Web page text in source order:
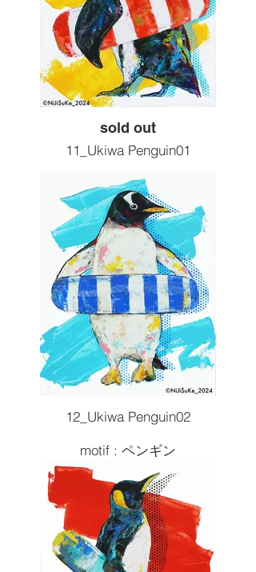
sold out
11_Ukiwa Penguin01
motif : ペンギン
Size :F6 410x318
Painting tools :Acrylic
2024artwork
¥66,000( 税込 )
12_Ukiwa Penguin02
motif : ペンギン
Size :F6 410x318
Painting tools :Acrylic
2024artwork
¥66,000( 税込 )